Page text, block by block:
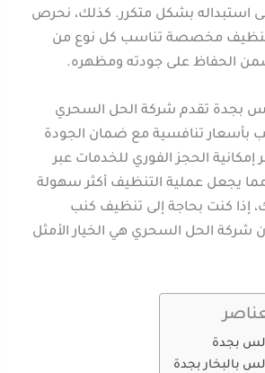
استبداله بشكل متكرر. كذلك، نحرص
تنظيف مخصصة تناسب كل نوع من
الحفاظ على جودته ومظهره.
بجدة تقدم شركة الحل السحري
بأسعار تنافسية مع ضمان الجودة
إمكانية الحجز الفوري للخدمات عبر
مما يجعل عملية التنظيف أكثر سهولة
إذا كنت بحاجة إلى تنظيف كنب
شركة الحل السحري هي الخيار الأمثل
بجدة
بالبخار بجدة